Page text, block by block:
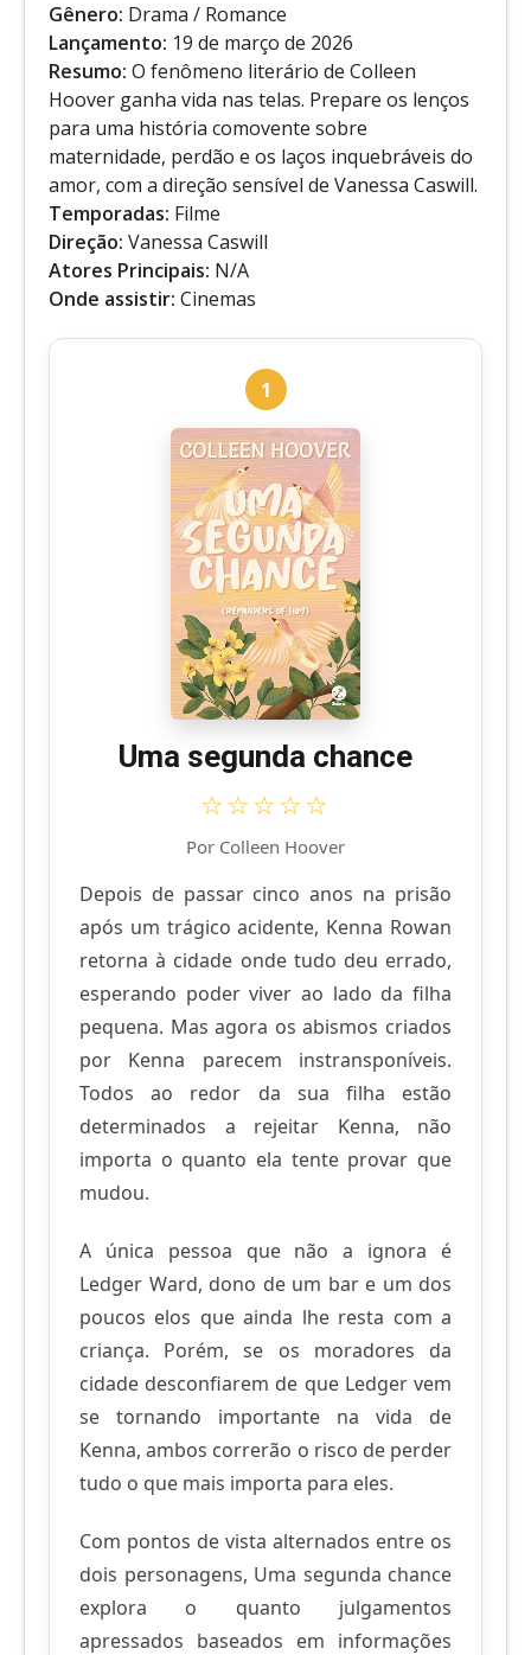
Gênero: Drama / Romance
Lançamento: 19 de março de 2026
Resumo: O fenômeno literário de Colleen
Hoover ganha vida nas telas. Prepare os lenços
para uma história comovente sobre
maternidade, perdão e os laços inquebráveis do
amor, com a direção sensível de Vanessa Caswill.
Temporadas: Filme
Direção: Vanessa Caswill
Atores Principais: N/A
Onde assistir: Cinemas
1
Uma segunda chance
☆☆☆☆☆
Por Colleen Hoover
Depois de passar cinco anos na prisão
após um trágico acidente, Kenna Rowan
retorna à cidade onde tudo deu errado,
esperando poder viver ao lado da filha
pequena. Mas agora os abismos criados
por Kenna parecem instransponíveis.
Todos ao redor da sua filha estão
determinados a rejeitar Kenna, não
importa o quanto ela tente provar que
mudou.
A única pessoa que não a ignora é
Ledger Ward, dono de um bar e um dos
poucos elos que ainda lhe resta com a
criança. Porém, se os moradores da
cidade desconfiarem de que Ledger vem
se tornando importante na vida de
Kenna, ambos correrão o risco de perder
tudo o que mais importa para eles.
Com pontos de vista alternados entre os
dois personagens, Uma segunda chance
explora o quanto julgamentos
apressados baseados em informações